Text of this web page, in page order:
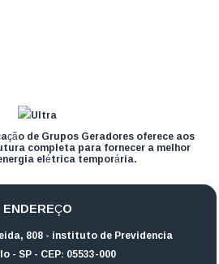
de Grupos Geradores oferece aos
completa para fornecer a melhor
elétrica temporária.
ENDEREÇO
808 - instituto de Previdencia
- SP - CEP: 05533-000